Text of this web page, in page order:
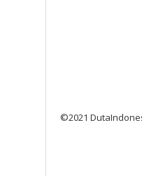
©2021